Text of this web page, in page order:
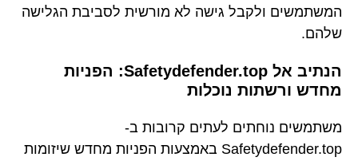
המשתמשים ולקבל גישה לא מורשית לסביבת הגלישה
שלהם.
הנתיב אל Safetydefender.top: הפניות
מחדש ורשתות נוכלות
משתמשים נוחתים לעתים קרובות ב-
Safetydefender.top באמצעות הפניות מחדש שיזומות